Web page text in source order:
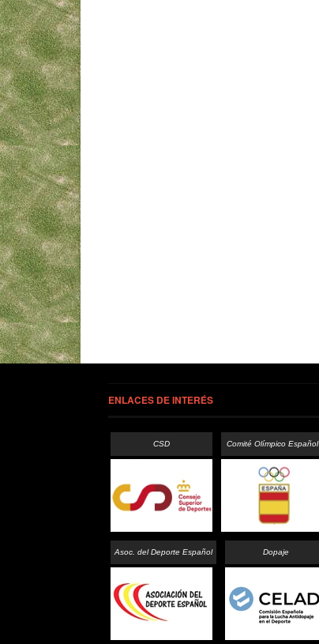
ENLACES DE INTERÉS
CSD Comité Olímpico Español
Asoc. del Deporte Español Dopaje